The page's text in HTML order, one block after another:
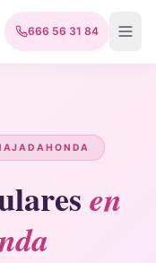
666 56 31 84
en